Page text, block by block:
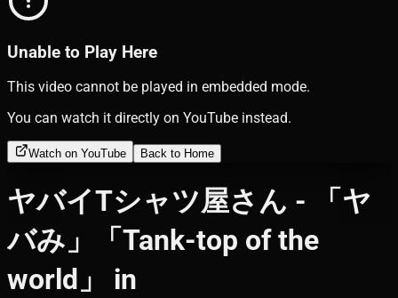
Unable to Play Here
This video cannot be played in embedded mode.
You can watch it directly on YouTube instead.
Watch on YouTube Back to Home
ヤバイTシャツ屋さん - 「ヤ
バみ」「Tank-top of the
world」 in